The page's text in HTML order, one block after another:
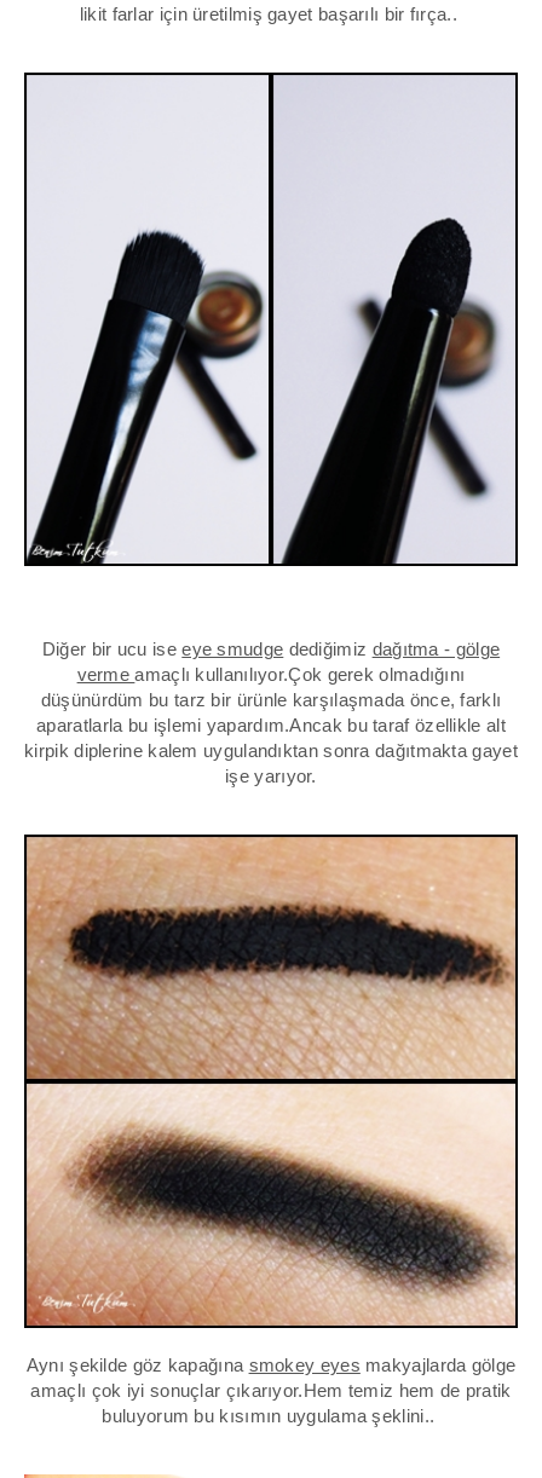
likit farlar için üretilmiş gayet başarılı bir fırça..
Diğer bir ucu iseeye smudge dediğimiz dağıtma - gölge
vermeamaçlı kullanılıyor.Çok gerek olmadığını
düşünürdüm bu tarz bir ürünle karşılaşmada önce, farklı
aparatlarla bu işlemi yapardım.Ancak bu taraf özellikle alt
kirpik diplerine kalem uygulandıktan sonra dağıtmakta gayet
işe yarıyor.
Aynı şekilde göz kapağına smokey eyes makyajlarda gölge
amaçlı çok iyi sonuçlar çıkarıyor.Hem temiz hem de pratik
buluyorum bu kısımın uygulama şeklini..